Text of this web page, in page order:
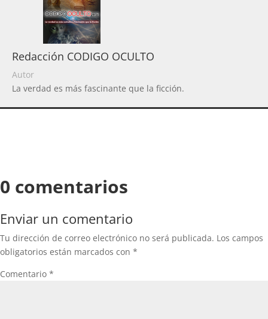
Redacción CODIGO OCULTO
Autor
La verdad es más fascinante que la ficción.
0 comentarios
Enviar un comentario
Tu dirección de correo electrónico no será publicada. Los campos
obligatorios están marcados con *
Comentario *